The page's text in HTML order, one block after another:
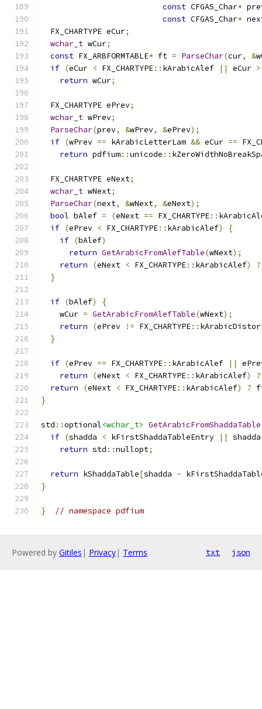
const CFGAS_Char*
const CFGAS_Char*
  FX_CHARTYPE eCur
;
wchar_t wCur;
const FX_ARBFORMTABLE* ft = ParseChar(cur, &
if (eCur < FX_CHARTYPE:: kArabicAlef || eCur
return wCur;
  FX_CHARTYPE ePrev
;
wchar_t wPrev;
ParseChar(prev, &wPrev, &ePrev);
if (wPrev == kArabicLetterLam && eCur ==
return pdfium::unicode ::
  FX_CHARTYPE eNext
;
wchar_t wNext;
ParseChar(next, &wNext, &eNext);
bool bAlef = (eNext == FX_CHARTYPE::
if (ePrev < FX_CHARTYPE:: kArabicAlef)
{
if (bAlef)
return GetArabicFromAlefTable(wNext);
return
(eNext < FX_CHARTYPE:: kArabicAlef) ?
}
if (bAlef)
{
    wCur
= GetArabicFromAlefTable(wNext);
return
(ePrev != FX_CHARTYPE::
}
if (ePrev == FX_CHARTYPE:: kArabicAlef ||
return
(eNext < FX_CHARTYPE:: kArabicAlef) ?
return
(eNext < FX_CHARTYPE:: kArabicAlef) ?
}
std ::optional<wchar_t> GetArabicFromShaddaTable
if (shadda < kFirstShaddaTableEntry ||
return std ::nullopt;
return kShaddaTable[shadda -
}
} // namespace pdfium
Powered by Gitiles | Privacy| Terms txt json